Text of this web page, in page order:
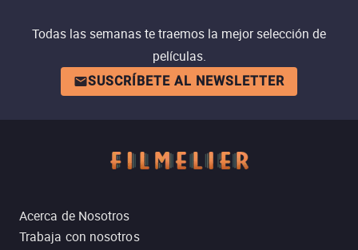
Todas las semanas te traemos la mejor selección de
películas.
SUSCRÍBETE AL NEWSLETTER
Acerca de Nosotros
Trabaja con nosotros